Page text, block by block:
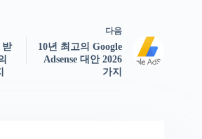
받
다음
10년 최고의 Google
Adsense 대안 2026
가지